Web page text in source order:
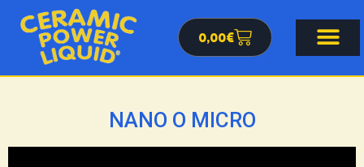
0,00€
NANO O MICRO